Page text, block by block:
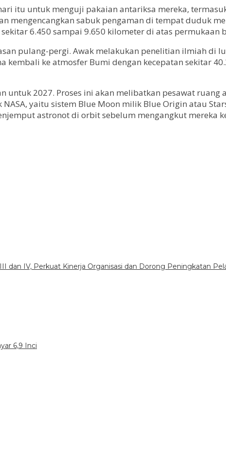
itu untuk menguji pakaian antariksa mereka,
mengencangkan sabuk pengaman di tempat duduk
6.450 sampai 9.650 kilometer di atas permukaan
pulang-pergi. Awak melakukan penelitian ilmiah di
kembali ke atmosfer Bumi dengan kecepatan sekitar
untuk 2027. Proses ini akan melibatkan pesawat
yaitu sistem Blue Moon milik Blue Origin atau
astronot di orbit sebelum mengangkut mereka
dan IV, Perkuat Kinerja Organisasi dan Dorong Peningkatan
6,9 Inci